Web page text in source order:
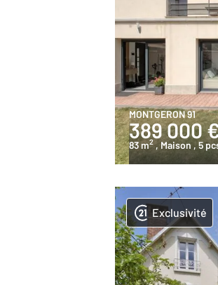
MONTGERON 91
389 000
83 m2 , Maison , 5
Exclusivité